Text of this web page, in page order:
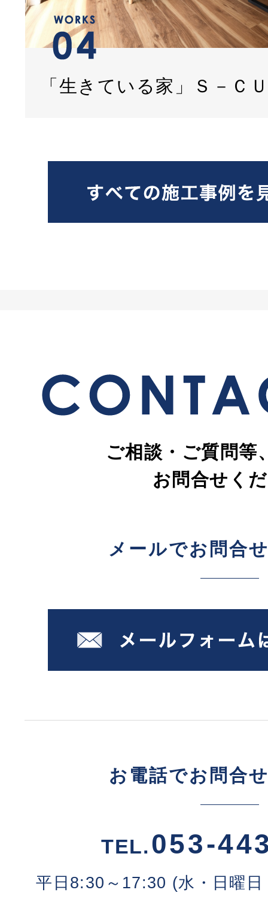
「生きている家」Ｓ－Ｃ
ご相談・ご質問等
お問合せく
メールでお問合
お電話でお問合
TEL.053-
平日8:30～17:30 (水・日曜